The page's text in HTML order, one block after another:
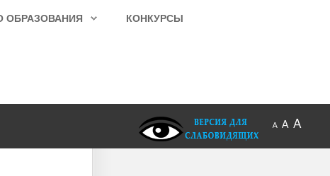
ОБРАЗОВАНИЯ КОНКУРСЫ
A A A